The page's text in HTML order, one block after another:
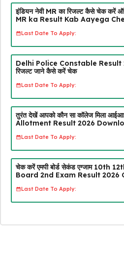
इंडियन नेवी MR का रिजल्ट कैसे चेक
MR ka Result Kab Aayega
Last Date To Apply:
Delhi Police Constable Result
रिजल्ट जाने कैसे करें चेक
Last Date To Apply:
तुरंत देखें आपको कौन सा कॉलेज मिला
Allotment Result 2026
Last Date To Apply:
चेक करें एमपी बोर्ड सेकंड एग्जाम 10th
Board 2nd Exam Result 2026
Last Date To Apply: